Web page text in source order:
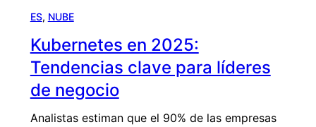
ES, NUBE
Kubernetes en 2025:
Tendencias clave para líderes
de negocio
Analistas estiman que el 90% de las empresas